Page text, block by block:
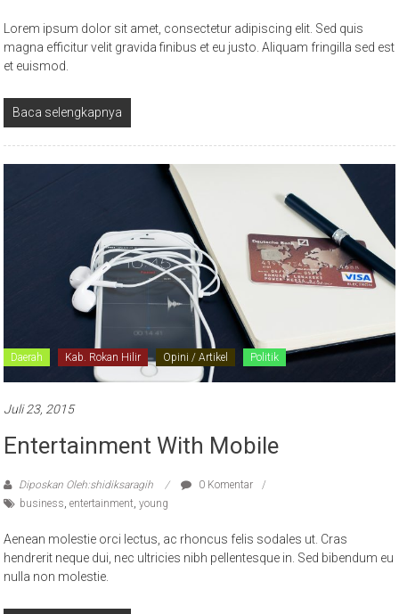
Lorem ipsum dolor sit amet, consectetur adipiscing elit. Sed quis
magna efficitur velit gravida finibus et eu justo. Aliquam fringilla sed est
et euismod.
Baca selengkapnya
Daerah Kab. Rokan Hilir Opini / Artikel Politik
Juli 23, 2015
Entertainment With Mobile
Diposkan Oleh:shidiksaragih
0 Komentar
business,entertainment,young
Aenean molestie orci lectus, ac rhoncus felis sodales ut. Cras
hendrerit neque dui, nec ultricies nibh pellentesque in. Sed bibendum eu
nulla non molestie.